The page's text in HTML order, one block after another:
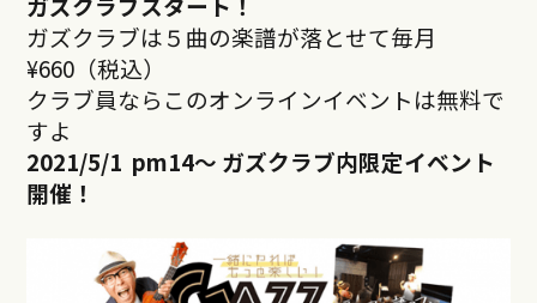
ガズクラブは５曲の楽譜が落とせて毎月
¥660（税込）
クラブ員ならこのオンラインイベントは無料で
すよ
2021/5/1 pm14～ ガズクラブ内限定イベント
開催！